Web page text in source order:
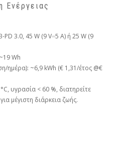
Ενέργειας
PD 3.0, 45 W (9 V⎓5 A) ή 25 W (9
Wh
ημέρα): ~6,9 kWh (€ 1,31/έτος @€
υγρασία < 60 %, διατηρείτε
μέγιστη διάρκεια ζωής.